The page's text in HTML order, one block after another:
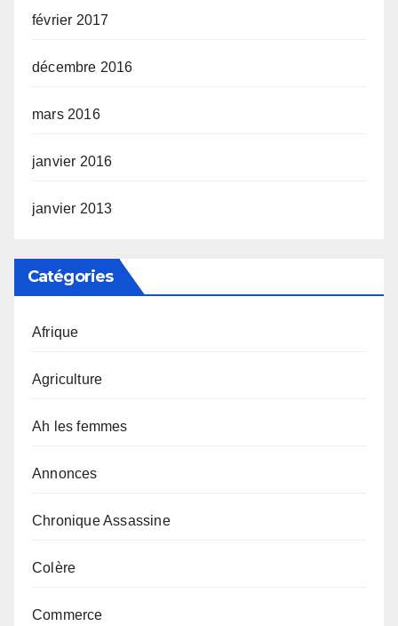
février 2017
décembre 2016
mars 2016
janvier 2016
janvier 2013
Catégories
Afrique
Agriculture
Ah les femmes
Annonces
Chronique Assassine
Colère
Commerce